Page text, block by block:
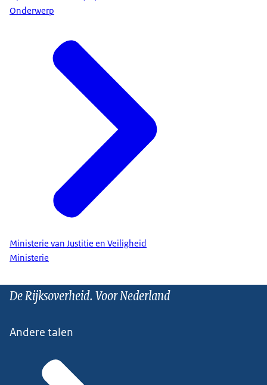
Onderwerp
Ministerie van Justitie en Veiligheid
Ministerie
De Rijksoverheid. Voor Nederland
Andere talen